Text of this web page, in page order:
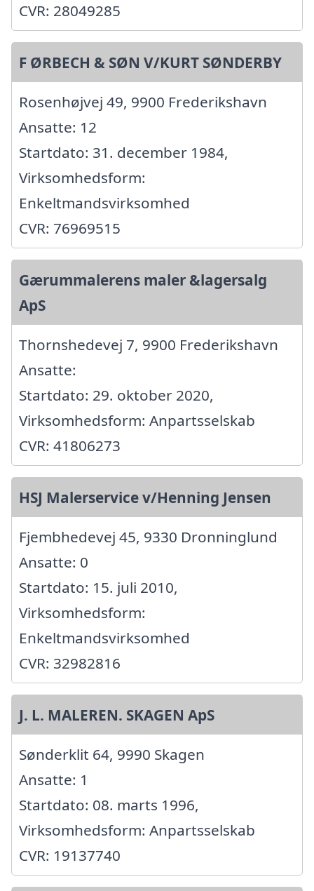
CVR: 28049285
F ØRBECH & SØN V/KURT SØNDERBY
Rosenhøjvej 49, 9900 Frederikshavn
Ansatte: 12
Startdato: 31. december 1984,
Virksomhedsform:
Enkeltmandsvirksomhed
CVR: 76969515
Gærummalerens maler &lagersalg
ApS
Thornshedevej 7, 9900 Frederikshavn
Ansatte:
Startdato: 29. oktober 2020,
Virksomhedsform: Anpartsselskab
CVR: 41806273
HSJ Malerservice v/Henning Jensen
Fjembhedevej 45, 9330 Dronninglund
Ansatte: 0
Startdato: 15. juli 2010,
Virksomhedsform:
Enkeltmandsvirksomhed
CVR: 32982816
J. L. MALEREN. SKAGEN ApS
Sønderklit 64, 9990 Skagen
Ansatte: 1
Startdato: 08. marts 1996,
Virksomhedsform: Anpartsselskab
CVR: 19137740